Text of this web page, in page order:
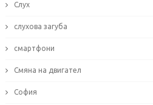
Слух
слухова загуба
смартфони
Смяна на двигател
София